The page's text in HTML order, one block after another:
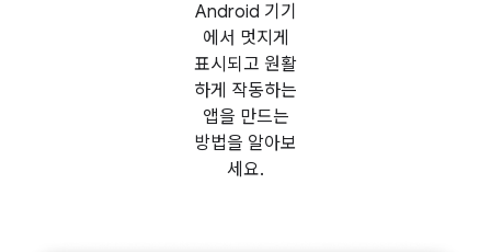
Android 기기
에서 멋지게
표시되고 원활
하게 작동하는
앱을 만드는
방법을 알아보
세요.